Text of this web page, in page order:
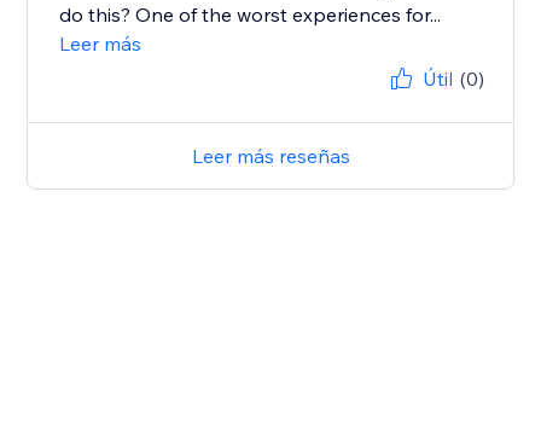
do this? One of the worst experiences for...
Leer más
Útil (0)
Leer más reseñas